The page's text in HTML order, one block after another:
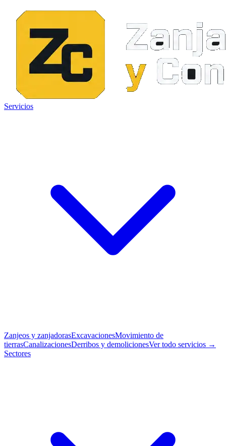
Servicios
Zanjeos y zanjadorasExcavacionesMovimiento de
tierrasCanalizacionesDerribos y demolicionesVer todo servicios →
Sectores